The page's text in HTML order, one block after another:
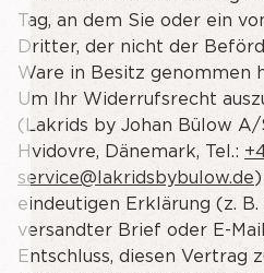
Tag, an dem Sie oder ein
Dritter, der nicht der
Ware in Besitz genommen
Um Ihr Widerrufsrecht
(Lakrids by Johan Bülow A/
Hvidovre, Dänemark, Tel.:
service@lakridsbybulow.de
eindeutigen Erklärung (z.
versandter Brief oder E-
Entschluss, diesen Vertrag